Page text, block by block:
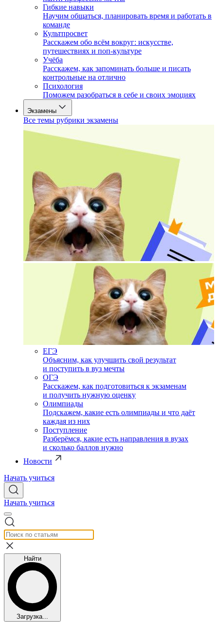
Гибкие навыки
Научим общаться, планировать время и работать в
команде
Культпросвет
Расскажем обо всём вокруг: искусстве,
путешествиях и поп-культуре
Учёба
Расскажем, как запоминать больше и писать
контрольные на отлично
Психология
Поможем разобраться в себе и своих эмоциях
Экзамены
Все темы рубрики экзамены
ЕГЭ
Объясним, как улучшить свой результат
и поступить в вуз мечты
ОГЭ
Расскажем, как подготовиться к экзаменам
и получить нужную оценку
Олимпиады
Подскажем, какие есть олимпиады и что даёт
каждая из них
Поступление
Разберёмся, какие есть направления в вузах
и сколько баллов нужно
Новости
Начать учиться
Начать учиться
Найти
Загрузка...